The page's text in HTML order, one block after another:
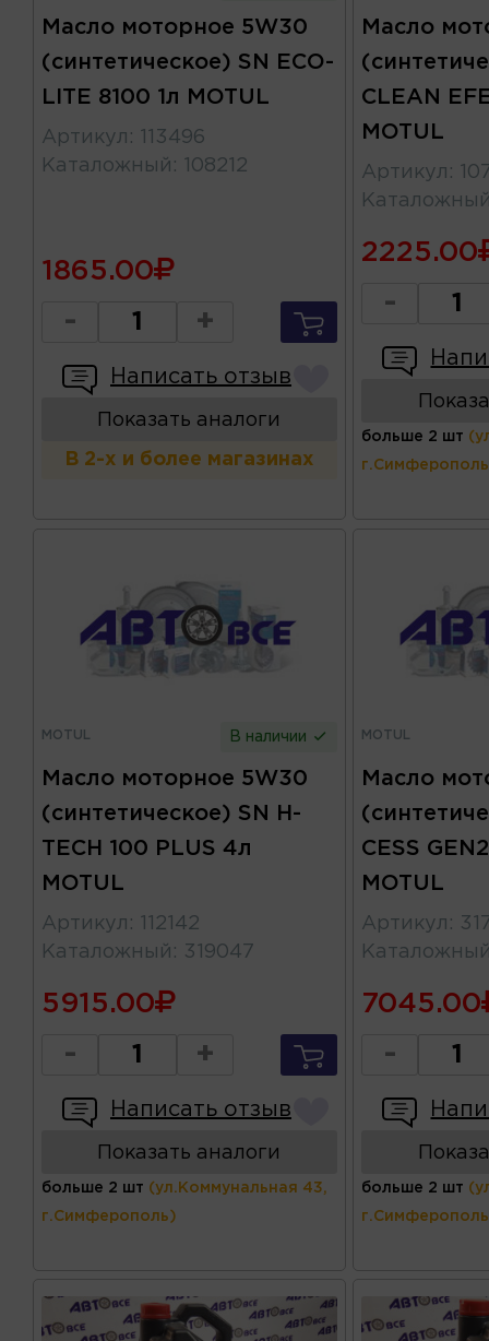
Масло моторное 5W30
(синтетическое) SN ECO-
LITE 8100 1л MOTUL
Артикул :
113496
Каталожный : 108212
1865.00
- +
Написать отзыв
Показать аналоги
В 2-х и более магазинах
Масло
CLEAN
MOTUL
Артикул :
2225.00
-
больше 2 шт
MOTUL В наличии
Масло моторное 5W30
(синтетическое) SN H-
TECH 100 PLUS 4л
MOTUL
Артикул :
112142
Каталожный : 319047
5915.00
- +
Написать отзыв
Показать аналоги
больше 2 шт (ул.Коммунальная 43,
г.Симферополь)
MOTUL
Масло
CESS
MOTUL
Артикул :
7045.00
-
больше 2 шт